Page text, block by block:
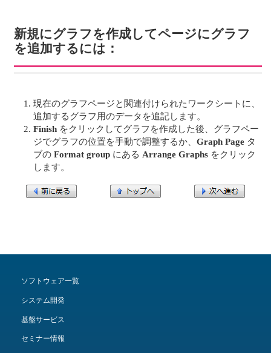
新規にグラフを作成してページにグラフ
を追加するには：
現在のグラフページと関連付けられたワークシートに、
追加するグラフ用のデータを追記します。
Finish をクリックしてグラフを作成した後、グラフペー
ジでグラフの位置を手動で調整するか、 Graph Page タ
ブの Format group にある Arrange Graphs をクリック
します。
ソフトウェア一覧
システム開発
基盤サービス
セミナー情報